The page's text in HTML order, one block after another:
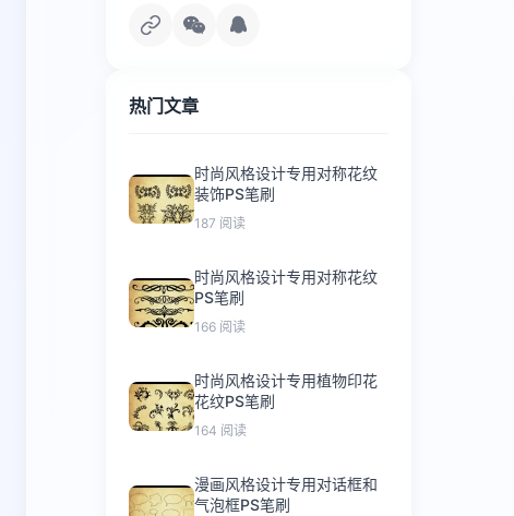
热门文章
时尚风格设计专用对称花纹
装饰PS笔刷
187 阅读
时尚风格设计专用对称花纹
PS笔刷
166 阅读
时尚风格设计专用植物印花
花纹PS笔刷
164 阅读
漫画风格设计专用对话框和
气泡框PS笔刷